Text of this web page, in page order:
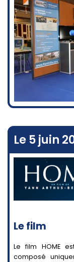
Le 5 juin
Le film
Le film HOME
composé